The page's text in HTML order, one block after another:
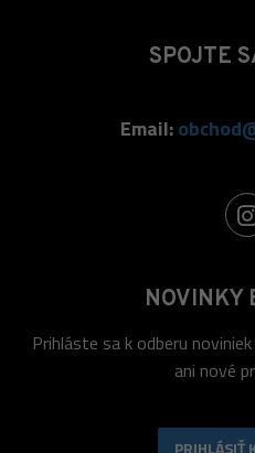
SPOJTE
Email:
NOVINKY
Prihláste sa k odberu
ani nové
PRIHLÁSIŤ